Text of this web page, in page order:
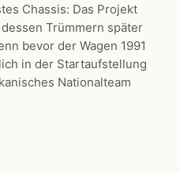
Chassis: Das Projekt
Trümmern später
bevor der Wagen 1991
in der Startaufstellung
Nationalteam